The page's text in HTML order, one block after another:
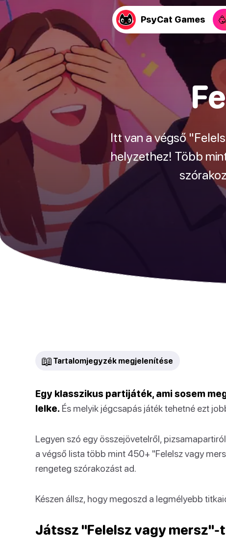
PsyCat Games
Itt van a végső
helyzethez! Több
📖 Tartalomjegyzék megjelenítése
Egy klasszikus partijáték, ami sosem
lelke. És melyik jégcsapás játék tehetné ezt
Legyen szó egy összejövetelről,
a végső lista több mint 450+ "Felelsz vagy
rengeteg szórakozást ad.
Készen állsz, hogy megoszd a legmélyebb
Játssz "Felelsz vagy mersz"-